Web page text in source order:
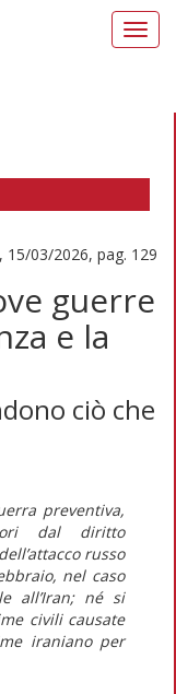
03/2026, pag. 129
guerre
e la
ciò che
preventiva,
dal diritto
russo
nel caso
all’Iran; né si
civili causate
iraniano per